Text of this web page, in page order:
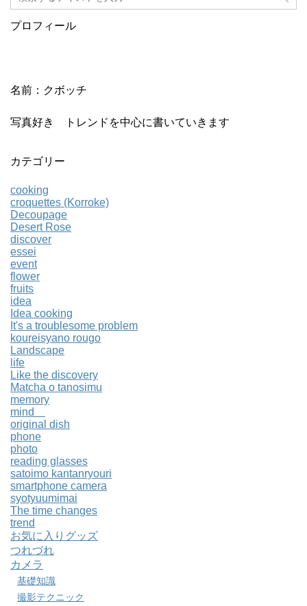
プロフィール
名前：クボッチ
写真好き トレンドを中心に書いていきます
カテゴリー
cooking
croquettes (Korroke)
Decoupage
Desert Rose
discover
essei
event
flower
fruits
idea
Idea cooking
It's a troublesome problem
koureisyano rougo
Landscape
life
Like the discovery
Matcha o tanosimu
memory
mind
original dish
phone
photo
reading glasses
satoimo kantanryouri
smartphone camera
syotyuumimai
The time changes
trend
お気に入りグッズ
つれづれ
カメラ
基礎知識
撮影テクニック